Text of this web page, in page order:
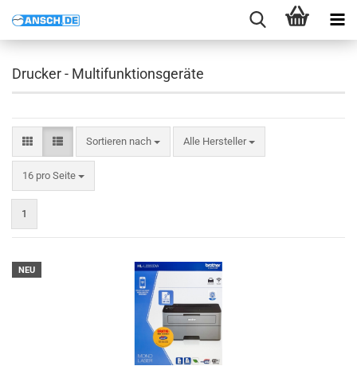
Drucker - Multifunktionsgeräte
Sortieren nach
Sortieren nach Alle Hersteller
16 pro Seite
pro Seite
1
NEU